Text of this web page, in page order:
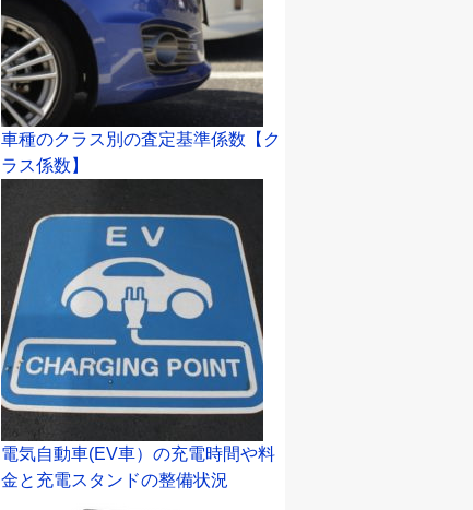
車種のクラス別の査定基準係数【ク
ラス係数】
電気自動車(EV車）の充電時間や料
金と充電スタンドの整備状況